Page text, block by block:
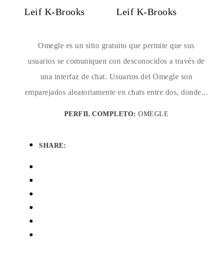
Leif K-Brooks Leif K-Brooks
Omegle es un sitio gratuito que permite que sus
usuarios se comuniquen con desconocidos a través de
una interfaz de chat. Usuarios del Omegle son
emparejados aleatoriamente en chats entre dos, donde...
PERFIL COMPLETO:OMEGLE
SHARE: